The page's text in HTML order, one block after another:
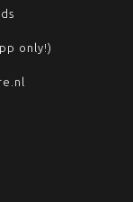
only!)